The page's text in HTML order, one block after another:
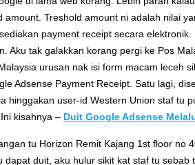
Treshold amount ni adalah nilai
payment receipt secara elektronik.
Aku tak galakkan korang pergi ke Pos
urusan nak isi form macam leceh
Adsense Payment Receipt. Satu lagi,
hinggakan user-id Western Union staf tu
kisahnya – Duit Google Adsense
tu Horizon Remit Kajang 1st floor no
duit, aku hulur sikit kat staf tu sebab